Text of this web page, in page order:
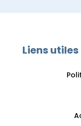
Liens utiles